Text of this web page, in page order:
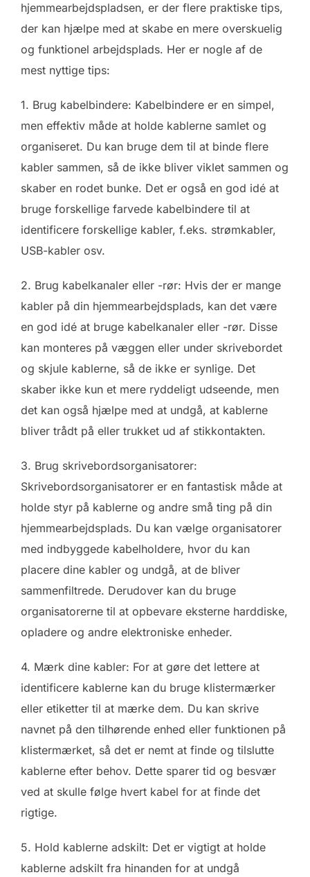
hjemmearbejdspladsen, er der flere praktiske tips,
der kan hjælpe med at skabe en mere overskuelig
og funktionel arbejdsplads. Her er nogle af de
mest nyttige tips:
1. Brug kabelbindere: Kabelbindere er en simpel,
men effektiv måde at holde kablerne samlet og
organiseret. Du kan bruge dem til at binde flere
kabler sammen, så de ikke bliver viklet sammen og
skaber en rodet bunke. Det er også en god idé at
bruge forskellige farvede kabelbindere til at
identificere forskellige kabler, f.eks. strømkabler,
USB-kabler osv.
2. Brug kabelkanaler eller -rør: Hvis der er mange
kabler på din hjemmearbejdsplads, kan det være
en god idé at bruge kabelkanaler eller -rør. Disse
kan monteres på væggen eller under skrivebordet
og skjule kablerne, så de ikke er synlige. Det
skaber ikke kun et mere ryddeligt udseende, men
det kan også hjælpe med at undgå, at kablerne
bliver trådt på eller trukket ud af stikkontakten.
3. Brug skrivebordsorganisatorer:
Skrivebordsorganisatorer er en fantastisk måde at
holde styr på kablerne og andre små ting på din
hjemmearbejdsplads. Du kan vælge organisatorer
med indbyggede kabelholdere, hvor du kan
placere dine kabler og undgå, at de bliver
sammenfiltrede. Derudover kan du bruge
organisatorerne til at opbevare eksterne harddiske,
opladere og andre elektroniske enheder.
4. Mærk dine kabler: For at gøre det lettere at
identificere kablerne kan du bruge klistermærker
eller etiketter til at mærke dem. Du kan skrive
navnet på den tilhørende enhed eller funktionen på
klistermærket, så det er nemt at finde og tilslutte
kablerne efter behov. Dette sparer tid og besvær
ved at skulle følge hvert kabel for at finde det
rigtige.
5. Hold kablerne adskilt: Det er vigtigt at holde
kablerne adskilt fra hinanden for at undgå